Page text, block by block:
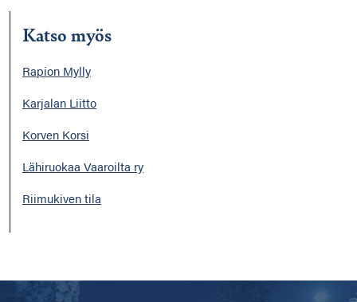
Katso myös
Rapion Mylly
Karjalan Liitto
Korven Korsi
Lähiruokaa Vaaroilta ry
Riimukiven tila